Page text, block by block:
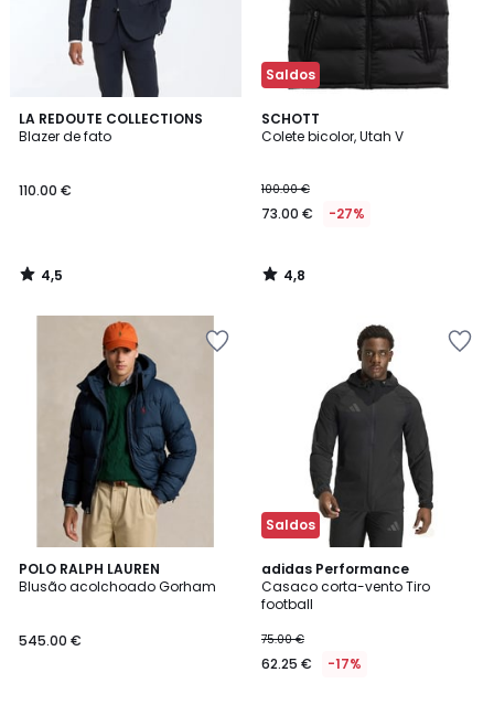
LA REDOUTE COLLECTIONS
Blazer de fato
110.00 €
4,5
/ 5
4,5
/
Saldos
SCHOTT
Colete bicolor, Utah V
100.00 €
73.00 € -27%
4,8
/ 5
4,8
/
POLO RALPH LAUREN
Blusão acolchoado Gorham
545.00 €
3,8
/ 5
2
Cores
Saldos
adidas Performance
Casaco corta-vento Tiro
football
75.00 €
62.25 € -17%
4,7
/ 5